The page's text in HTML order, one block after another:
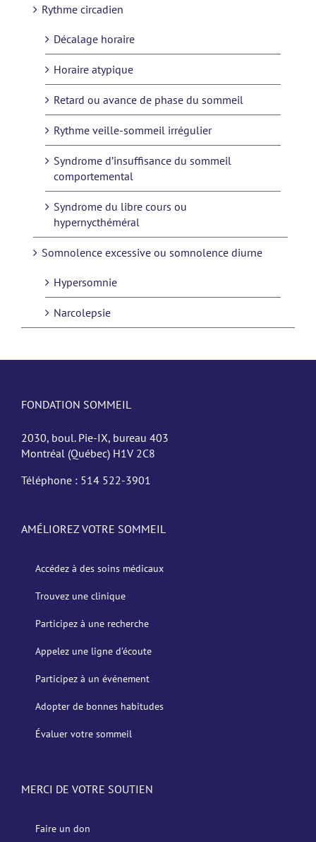
Rythme circadien
Décalage horaire
Horaire atypique
Retard ou avance de phase du sommeil
Rythme veille-sommeil irrégulier
Syndrome d’insuffisance du sommeil
comportemental
Syndrome du libre cours ou
hypernycthéméral
Somnolence excessive ou somnolence diurne
Hypersomnie
Narcolepsie
FONDATION SOMMEIL
2030, boul. Pie-IX, bureau 403
Montréal (Québec) H1V 2C8
Téléphone : 514 522-3901
AMÉLIOREZ VOTRE SOMMEIL
Accédez à des soins médicaux
Trouvez une clinique
Participez à une recherche
Appelez une ligne d’écoute
Participez à un événement
Adopter de bonnes habitudes
Évaluer votre sommeil
MERCI DE VOTRE SOUTIEN
Faire un don